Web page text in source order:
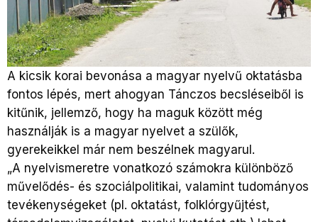
A kicsik korai bevonása a magyar nyelvű oktatásba
fontos lépés, mert ahogyan Tánczos becsléseiből is
kitűnik, jellemző, hogy ha maguk között még
használják is a magyar nyelvet a szülők,
gyerekeikkel már nem beszélnek magyarul.
„A nyelvismeretre vonatkozó számokra különböző
művelődés- és szociálpolitikai, valamint tudományos
tevékenységeket (pl. oktatást, folklórgyűjtést,